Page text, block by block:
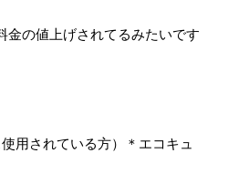
金の値上げされてるみたいです
用されている方）＊エコキュ